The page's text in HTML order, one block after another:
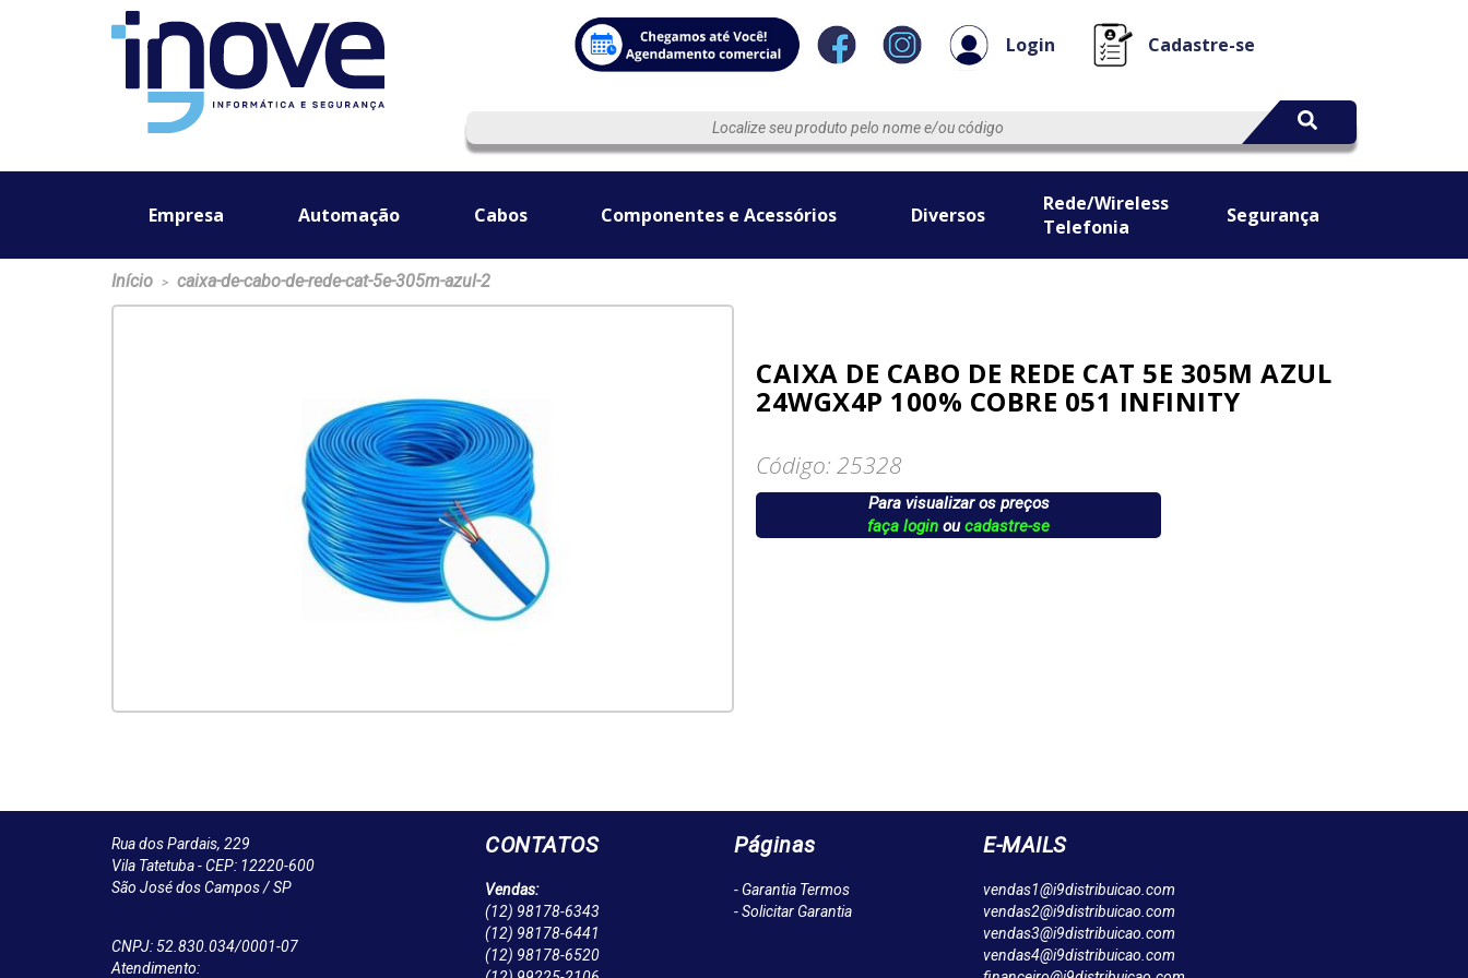
Login Cadastre-se
Empresa Automação Cabos Componentes e Acessórios Diversos
Rede/Wireless
Telefonia
Segurança
Início > caixa-de-cabo-de-rede-cat-5e-305m-azul-2
CAIXA DE CABO DE REDE CAT 5E 305M AZUL
24WGX4P 100% COBRE 051 INFINITY
Código: 25328
Para visualizar os preços
faça login oucadastre-se
Rua dos Pardais, 229
Vila Tatetuba - CEP: 12220-600
São José dos Campos / SP
CNPJ: 52.830.034/0001-07
Atendimento:
CONTATOS
Vendas:
(12) 98178-6343
(12) 98178-6441
(12) 98178-6520
Páginas
- Garantia Termos
- Solicitar Garantia
E-MAILS
vendas1@i9distribuicao.com
vendas2@i9distribuicao.com
vendas3@i9distribuicao.com
vendas4@i9distribuicao.com